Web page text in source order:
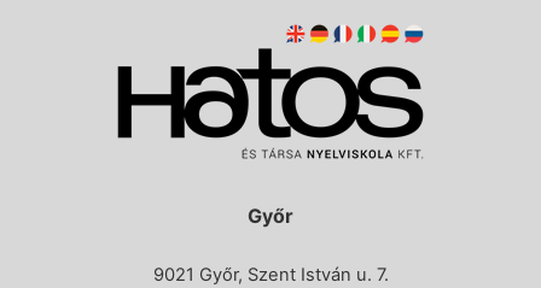
Győr
9021 Győr, Szent István u. 7.